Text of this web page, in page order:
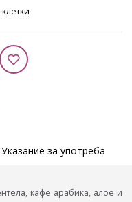
Указание за употреба
кафе арабика, алое и